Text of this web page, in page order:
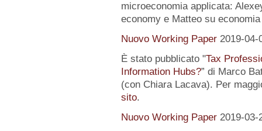
microeconomia applicata:
economy e Matteo su
Nuovo Working Paper 2019-04-
È stato pubblicato "Tax
Information Hubs?” di Marco
(con Chiara Lacava). Per
sito.
Nuovo Working Paper 2019-03-